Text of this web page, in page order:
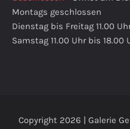
Montags geschlossen
Dienstag bis Freitag 11.00
Samstag 11.00 Uhr bis 18.00
Copyright 2026 | Galerie